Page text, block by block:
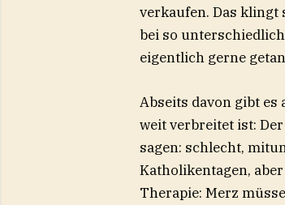
verkaufen. Das
bei so
eigentlich gerne
Abseits davon gibt es
weit verbreitet ist:
sagen: schlecht,
Katholikentagen,
Therapie: Merz